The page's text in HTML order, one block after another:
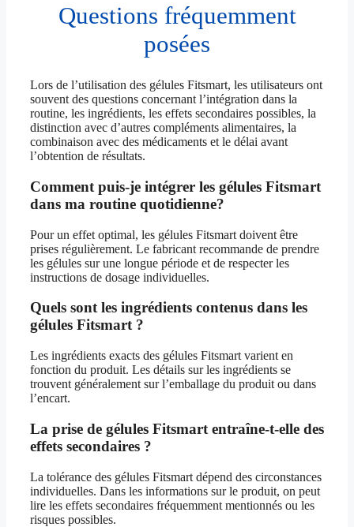
Questions fréquemment
posées
Lors de l’utilisation des gélules Fitsmart, les utilisateurs ont
souvent des questions concernant l’intégration dans la
routine, les ingrédients, les effets secondaires possibles, la
distinction avec d’autres compléments alimentaires, la
combinaison avec des médicaments et le délai avant
l’obtention de résultats.
Comment puis-je intégrer les gélules Fitsmart
dans ma routine quotidienne?
Pour un effet optimal, les gélules Fitsmart doivent être
prises régulièrement. Le fabricant recommande de prendre
les gélules sur une longue période et de respecter les
instructions de dosage individuelles.
Quels sont les ingrédients contenus dans les
gélules Fitsmart ?
Les ingrédients exacts des gélules Fitsmart varient en
fonction du produit. Les détails sur les ingrédients se
trouvent généralement sur l’emballage du produit ou dans
l’encart.
La prise de gélules Fitsmart entraîne-t-elle des
effets secondaires ?
La tolérance des gélules Fitsmart dépend des circonstances
individuelles. Dans les informations sur le produit, on peut
lire les effets secondaires fréquemment mentionnés ou les
risques possibles.